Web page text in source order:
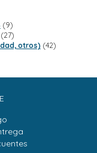
99
productos
2727
productos
otros) 4242